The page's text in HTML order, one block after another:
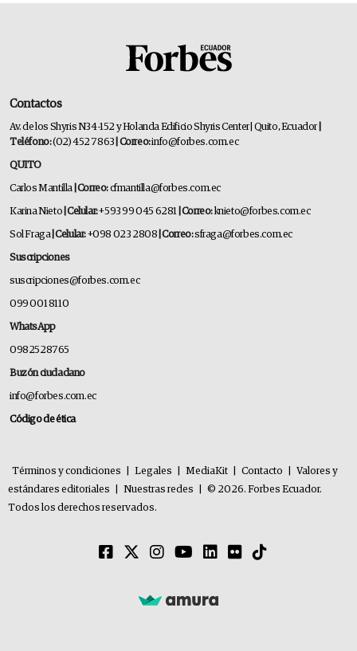
Contactos
Av. de los Shyris N34-152 y Holanda Edificio Shyris Center | Quito, Ecuador
Teléfono:(02) 452 7863 | Correo:info@forbes.com.ec
QUITO
Carlos Mantilla | Correo:cfmantilla@forbes.com.ec
Karina Nieto | Celular:+593 99 045 6281 | Correo:knieto@forbes.com.ec
Sol Fraga| Celular:+098 023 2808 | Correo:sfraga@forbes.com.ec
Suscripciones
suscripciones@forbes.com.ec
099 001 8110
WhatsApp
0982528765
Buzón ciudadano
info@forbes.com.ec
Código de ética
Términos y condiciones Legales MediaKit Contacto
Valores y
estándares editoriales
Nuestras redes
© 2026. Forbes Ecuador.
Todos los derechos reservados.